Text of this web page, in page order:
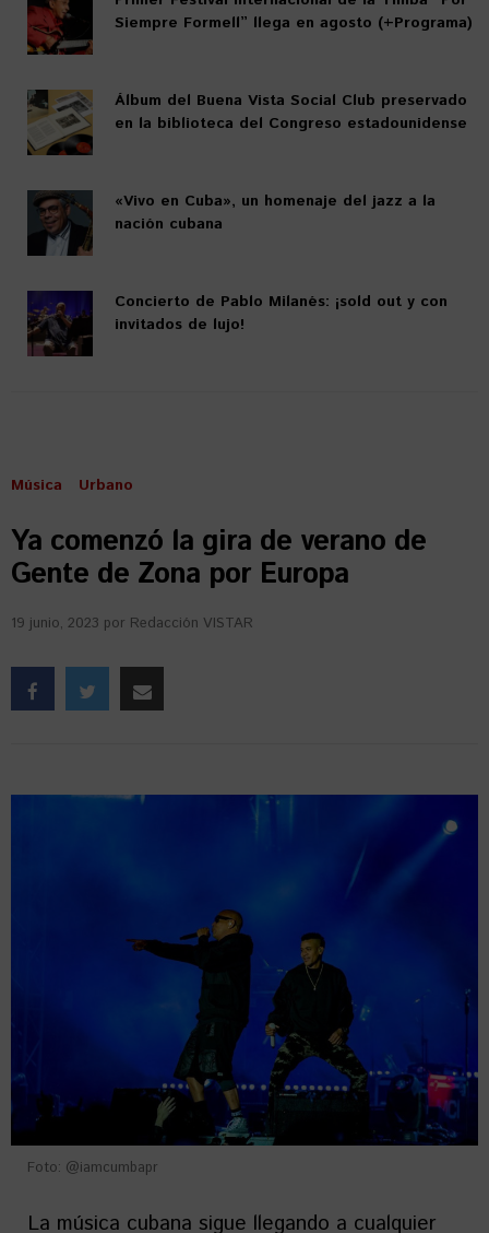
Siempre Formell” llega en agosto (+Programa)
Álbum del Buena Vista Social Club preservado
en la biblioteca del Congreso estadounidense
«Vivo en Cuba», un homenaje del jazz a la
nación cubana
Concierto de Pablo Milanés: ¡sold out y con
invitados de lujo!
Música Urbano
Ya comenzó la gira de verano de
Gente de Zona por Europa
19 junio, 2023 por Redacción VISTAR
Foto: @iamcumbapr
La música cubana sigue llegando a cualquier